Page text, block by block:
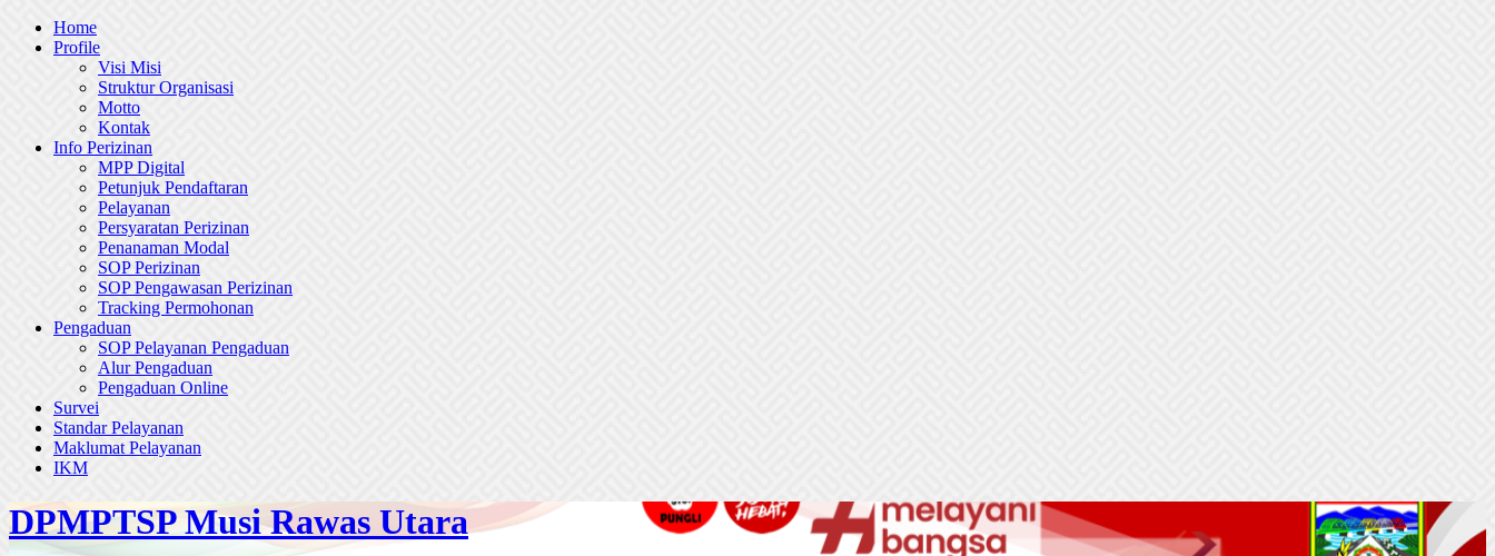
Skip
Home
Profile
Visi Misi
Struktur Organisasi
Motto
Kontak
Info Perizinan
MPP Digital
Petunjuk Pendaftaran
Pelayanan
Persyaratan Perizinan
Penanaman Modal
SOP Perizinan
SOP Pengawasan Perizinan
Tracking Permohonan
Pengaduan
SOP Pelayanan Pengaduan
Alur Pengaduan
Pengaduan Online
Survei
Standar Pelayanan
Maklumat Pelayanan
IKM
DPMPTSP Musi Rawas Utara